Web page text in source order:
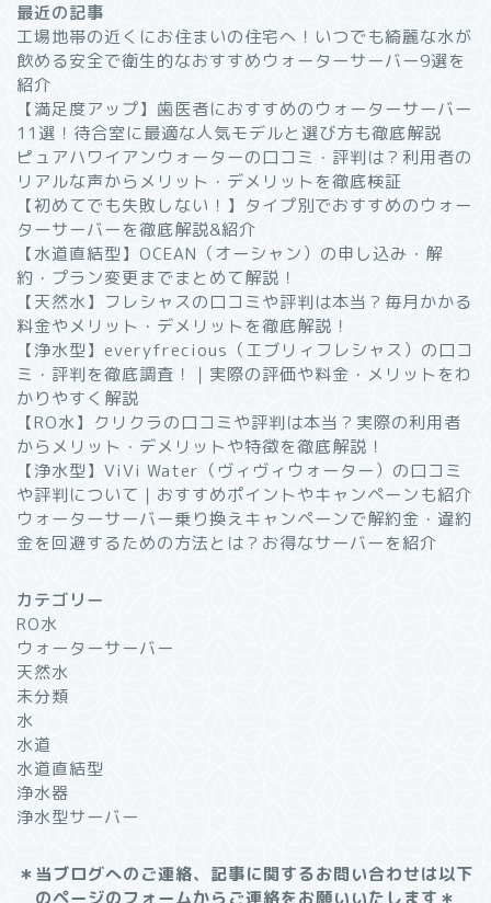
最近の記事
工場地帯の近くにお住まいの住宅へ！いつでも綺麗な水が
飲める安全で衛生的なおすすめウォーターサーバー9選を
紹介
【満足度アップ】歯医者におすすめのウォーターサーバー
11選！待合室に最適な人気モデルと選び方も徹底解説
ピュアハワイアンウォーターの口コミ・評判は？利用者の
リアルな声からメリット・デメリットを徹底検証
【初めてでも失敗しない！】タイプ別でおすすめのウォー
ターサーバーを徹底解説&紹介
【水道直結型】OCEAN（オーシャン）の申し込み・解
約・プラン変更までまとめて解説！
【天然水】フレシャスの口コミや評判は本当？毎月かかる
料金やメリット・デメリットを徹底解説！
【浄水型】everyfrecious（エブリィフレシャス）の口コ
ミ・評判を徹底調査！｜実際の評価や料金・メリットをわ
かりやすく解説
【RO水】クリクラの口コミや評判は本当？実際の利用者
からメリット・デメリットや特徴を徹底解説！
【浄水型】ViVi Water（ヴィヴィウォーター）の口コミ
や評判について｜おすすめポイントやキャンペーンも紹介
ウォーターサーバー乗り換えキャンペーンで解約金・違約
金を回避するための方法とは？お得なサーバーを紹介
カテゴリー
RO水
ウォーターサーバー
天然水
未分類
水
水道
水道直結型
浄水器
浄水型サーバー
＊当ブログへのご連絡、記事に関するお問い合わせは以下